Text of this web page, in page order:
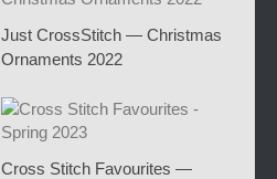
Just CrossStitch — Christmas
Ornaments 2022
Cross Stitch Favourites —